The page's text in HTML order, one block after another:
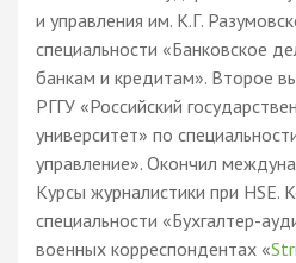
и управления им. К.Г.
специальности «Банковское
банкам и кредитам». Второе
РГГУ «Российский
университет» по
управление». Окончил
Курсы журналистики при HSE.
специальности «Бухгалтер-
военных корреспондентах «